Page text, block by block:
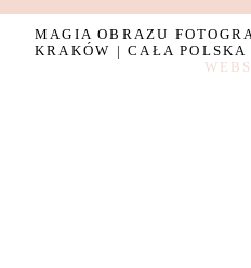
MAGIA OBRAZU
KRAKÓW | CAŁA POLSKA